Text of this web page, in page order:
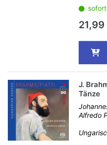
J.
Tänze
Alfredo